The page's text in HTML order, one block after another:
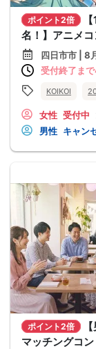
ポイント2倍
名！】アニメ
四日市市 | 8
受付終了ま
KOIKOI
女性 受付中
男性 キャン
ポイント2倍
マッチングコ